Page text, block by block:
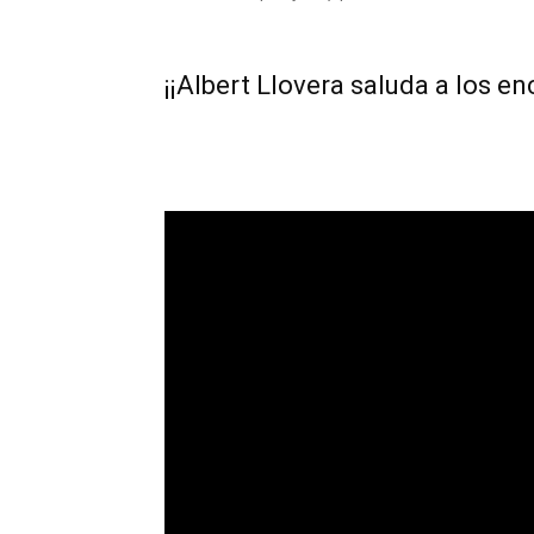
¡¡Albert Llovera saluda a los